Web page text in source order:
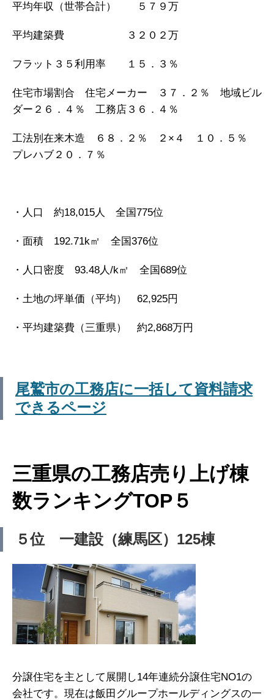
平均年収（世帯合計） ５７９万
平均建築費 ３２０２万
フラット３５利用率 １５．３％
住宅市場割合 住宅メーカー ３７．２％ 地域ビル
ダー２６．４％ 工務店３６．４％
工法別在来木造 ６８．２％ ２×４ １０．５％
プレハブ２０．７％
・人口 約18,015人 全国775位
・面積 192.71k㎡ 全国376位
・人口密度 93.48人/k㎡ 全国689位
・土地の坪単価（平均） 62,925円
・平均建築費（三重県） 約2,868万円
尾鷲市の工務店に一括して資料請求
できるページ
三重県の工務店売り上げ棟
数ランキングTOP５
５位 一建設（練馬区）125棟
分譲住宅を主として展開し14年連続分譲住宅NO1の
会社です。現在は飯田グループホールディングスの一